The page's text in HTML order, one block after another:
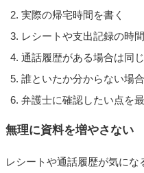
実際の帰宅時間を書く
レシートや支出記録の時
通話履歴がある場合は同
誰といたか分からない場
弁護士に確認したい点を
無理に資料を増やさない
レシートや通話履歴が気に